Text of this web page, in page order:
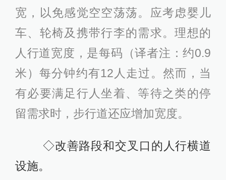
宽，以免感觉空空荡荡。应考虑婴儿
车、轮椅及携带行李的需求。理想的
人行道宽度，是每码（译者注：约0.9
米）每分钟约有12人走过。然而，当
有必要满足行人坐着、等待之类的停
留需求时，步行道还应增加宽度。
◇改善路段和交叉口的人行横道
设施。